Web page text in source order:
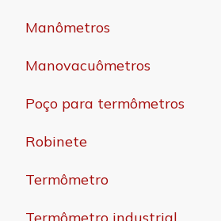
Manômetros
Manovacuômetros
Poço para termômetros
Robinete
Termômetro
Termômetro industrial